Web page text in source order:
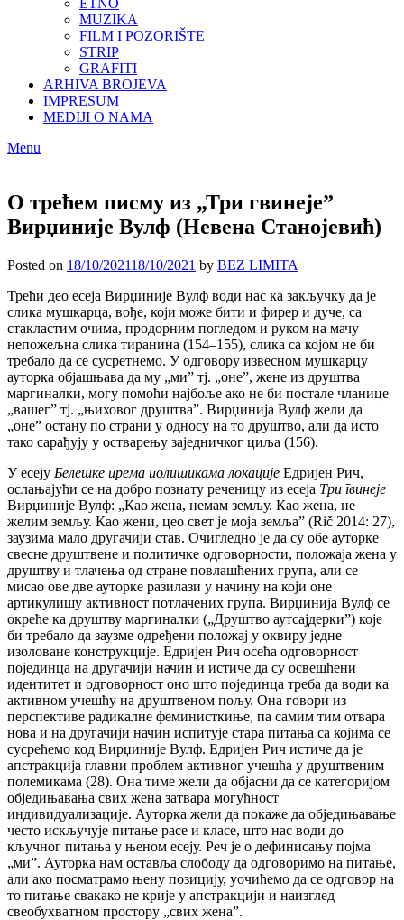
ETNO
MUZIKA
FILM I POZORIŠTE
STRIP
GRAFITI
ARHIVA BROJEVA
IMPRESUM
MEDIJI O NAMA
Menu
О трећем писму из „Три гвинеје”
Вирџиније Вулф (Невена Станојевић)
Posted on 18/10/202118/10/2021 by BEZ LIMITA
Трећи део есеја Вирџиније Вулф води нас ка закључку да је
слика мушкарца, вође, који може бити и фирер и дуче, са
стакластим очима, продорним погледом и руком на мачу
непожељна слика тиранина (154–155), слика са којом не би
требало да се сусретнемо. У одговору извесном мушкарцу
ауторка објашњава да му „ми” тј. „оне”, жене из друштва
маргиналки, могу помоћи најбоље ако не би постале чланице
„вашег” тј. „њиховог друштва”. Вирџинија Вулф жели да
„оне” остану по страни у односу на то друштво, али да исто
тако сарађују у остварењу заједничког циља (156).
У есеју Белешке према политикама локације Едријен Рич,
ослањајући се на добро познату реченицу из есеја Три гвинеје
Вирџиније Вулф: „Као жена, немам земљу. Као жена, не
желим земљу. Као жени, цео свет је моја земља” (Rič 2014: 27),
заузима мало другачији став. Очигледно је да су обе ауторке
свесне друштвене и политичке одговорности, положаја жена у
друштву и тлачења од стране повлашћених група, али се
мисао ове две ауторке разилази у начину на који оне
артикулишу активност потлачених група. Вирџинија Вулф се
окреће ка друштву маргиналки („Друштво аутсајдерки”) које
би требало да заузмe одређени положај у оквиру једне
изоловане конструкције. Едријен Рич осећа одговорност
појединца на другачији начин и истиче да су освешћени
идентитет и одговорност оно што појединца треба да води ка
активном учешћу на друштвеном пољу. Она говори из
перспективе радикалне феминисткиње, па самим тим отвара
нова и на другачији начин испитује стара питања са којима се
сусрећемо код Вирџиније Вулф. Едријен Рич истиче да је
апстракција главни проблем активног учешћа у друштвеним
полемикама (28). Она тиме жели да објасни да се категоријом
обједињавања свих жена затвара могућност
индивидуализације. Ауторка жели да покаже да обједињавање
често искључује питање расе и класе, што нас води до
кључног питања у њеном есеју. Реч је о дефинисању појма
„ми”. Ауторка нам оставља слободу да одговоримо на питање,
али ако посматрамо њену позицију, уочићемо да се одговор на
то питање свакако не крије у апстракцији и наизглед
свеобухватном простору „свих жена”.